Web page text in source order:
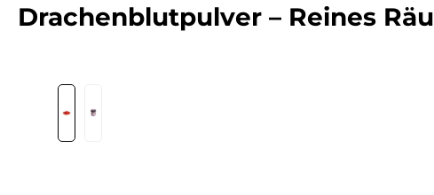
Drachenblutpulver – Reines
Bildergalerie überspringen